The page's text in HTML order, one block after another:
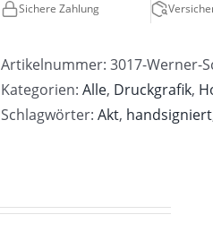
Akte
Sichere Zahlung
Artikelnummer:3017-Werner-
Kategorien:Alle, Druckgrafik,
Schlagwörter:Akt, handsigniert